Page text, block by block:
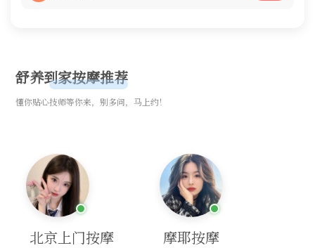
舒养到家按摩推荐
懂你贴心技师等你来，别多问，马上约！
北京上门按摩 摩耶按摩